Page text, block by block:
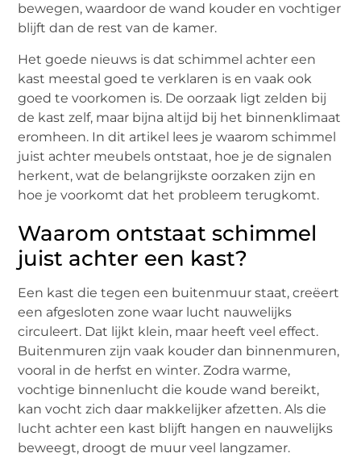
bewegen, waardoor de wand kouder en vochtiger
blijft dan de rest van de kamer.
Het goede nieuws is dat schimmel achter een
kast meestal goed te verklaren is en vaak ook
goed te voorkomen is. De oorzaak ligt zelden bij
de kast zelf, maar bijna altijd bij het binnenklimaat
eromheen. In dit artikel lees je waarom schimmel
juist achter meubels ontstaat, hoe je de signalen
herkent, wat de belangrijkste oorzaken zijn en
hoe je voorkomt dat het probleem terugkomt.
Waarom ontstaat schimmel
juist achter een kast?
Een kast die tegen een buitenmuur staat, creëert
een afgesloten zone waar lucht nauwelijks
circuleert. Dat lijkt klein, maar heeft veel effect.
Buitenmuren zijn vaak kouder dan binnenmuren,
vooral in de herfst en winter. Zodra warme,
vochtige binnenlucht die koude wand bereikt,
kan vocht zich daar makkelijker afzetten. Als die
lucht achter een kast blijft hangen en nauwelijks
beweegt, droogt de muur veel langzamer.